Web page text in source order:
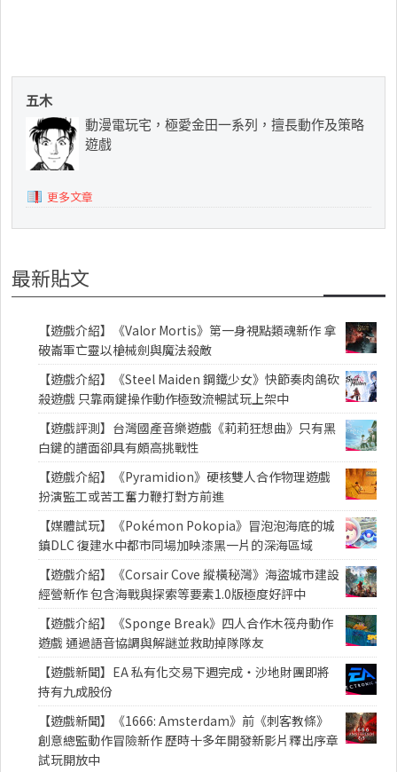
五木
動漫電玩宅，極愛金田一系列，擅長動作及策略
遊戲
更多文章
最新貼文
【遊戲介紹】《Valor Mortis》第一身視點類魂新作 拿
破崙軍亡靈以槍械劍與魔法殺敵
【遊戲介紹】《Steel Maiden 鋼鐵少女》快節奏肉鴿砍
殺遊戲 只靠兩鍵操作動作極致流暢試玩上架中
【遊戲評測】台灣國產音樂遊戲《莉莉狂想曲》只有黑
白鍵的譜面卻具有頗高挑戰性
【遊戲介紹】《Pyramidion》硬核雙人合作物理遊戲
扮演監工或苦工奮力鞭打對方前進
【媒體試玩】《Pokémon Pokopia》冒泡泡海底的城
鎮DLC 復建水中都市同場加映漆黑一片的深海區域
【遊戲介紹】《Corsair Cove 縱橫秘灣》海盜城市建設
經營新作 包含海戰與探索等要素1.0版極度好評中
【遊戲介紹】《Sponge Break》四人合作木筏舟動作
遊戲 通過語音協調與解謎並救助掉隊隊友
【遊戲新聞】EA 私有化交易下週完成・沙地財團即將
持有九成股份
【遊戲新聞】《1666: Amsterdam》前《刺客教條》
創意總監動作冒險新作 歷時十多年開發新影片釋出序章
試玩開放中